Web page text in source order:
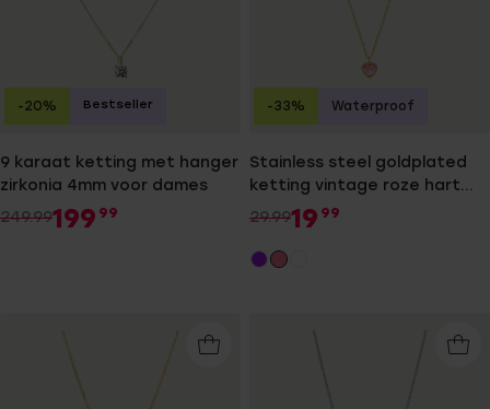
9 karaat ketting met hanger
zirkonia 4mm voor dames
249.99199 99
-20% Bestseller
Stainless steel goldplated
ketting vintage roze hart
voor dames
29.9919 99
-33% Waterproof